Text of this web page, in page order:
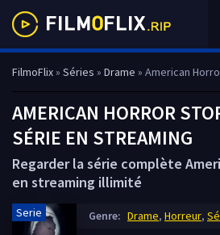
FilmoFlix» Séries » Drame » American
AMERICAN HORROR
SÉRIE EN STREAMING
Regarder la série complète
en streaming illimité
Serie Genre: Drame, Horreur,